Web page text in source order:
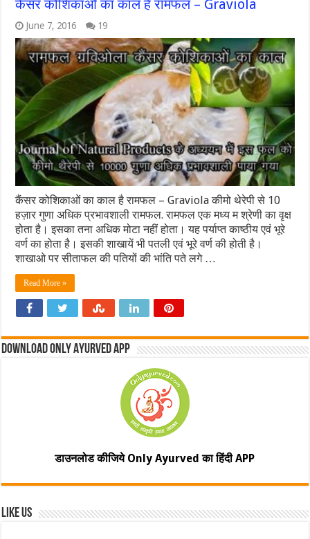
कैंसर कोशिकाओं का काल है रामफल – Graviola
June 7, 2016 19
कैंसर कोशिकाओं का काल है रामफल – Graviola कीमो थेरेपी से 10
हज़ार गुणा अधिक प्रभावशाली रामफल. रामफल एक मध्य म श्रेणी का वृक्ष
होता है। इसका तना अधिक मोटा नहीं होता। यह पर्याप्त काष्ठीय एवं भूरे
वर्ण का होता है। इसकी शाखायें भी पतली एवं भूरे वर्ण की होती है।
शाखाओ पर सीताफल की पतियों की भांति पते लगे …
Read More »
Download Only Ayurved App
डाउनलोड कीजिये Only Ayurved का हिंदी APP
Like Us